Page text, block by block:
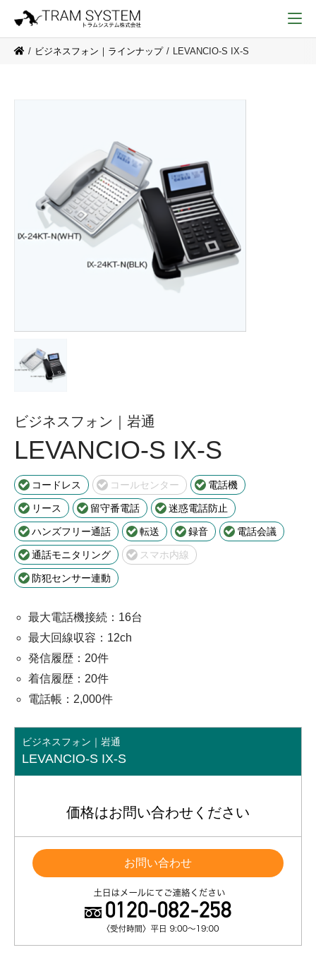
ビジネスフォン｜ラインナップ LEVANCIO-S IX-S
ビジネスフォン｜岩通
LEVANCIO-S IX-S
コードレス コールセンター 電話機
リース 留守番電話 迷惑電話防止
ハンズフリー通話 転送 録音 電話会議
通話モニタリング スマホ内線
防犯センサー連動
最大電話機接続：16台
最大回線収容：12ch
発信履歴：20件
着信履歴：20件
電話帳：2,000件
ビジネスフォン｜岩通
LEVANCIO-S IX-S
価格はお問い合わせください
お問い合わせ